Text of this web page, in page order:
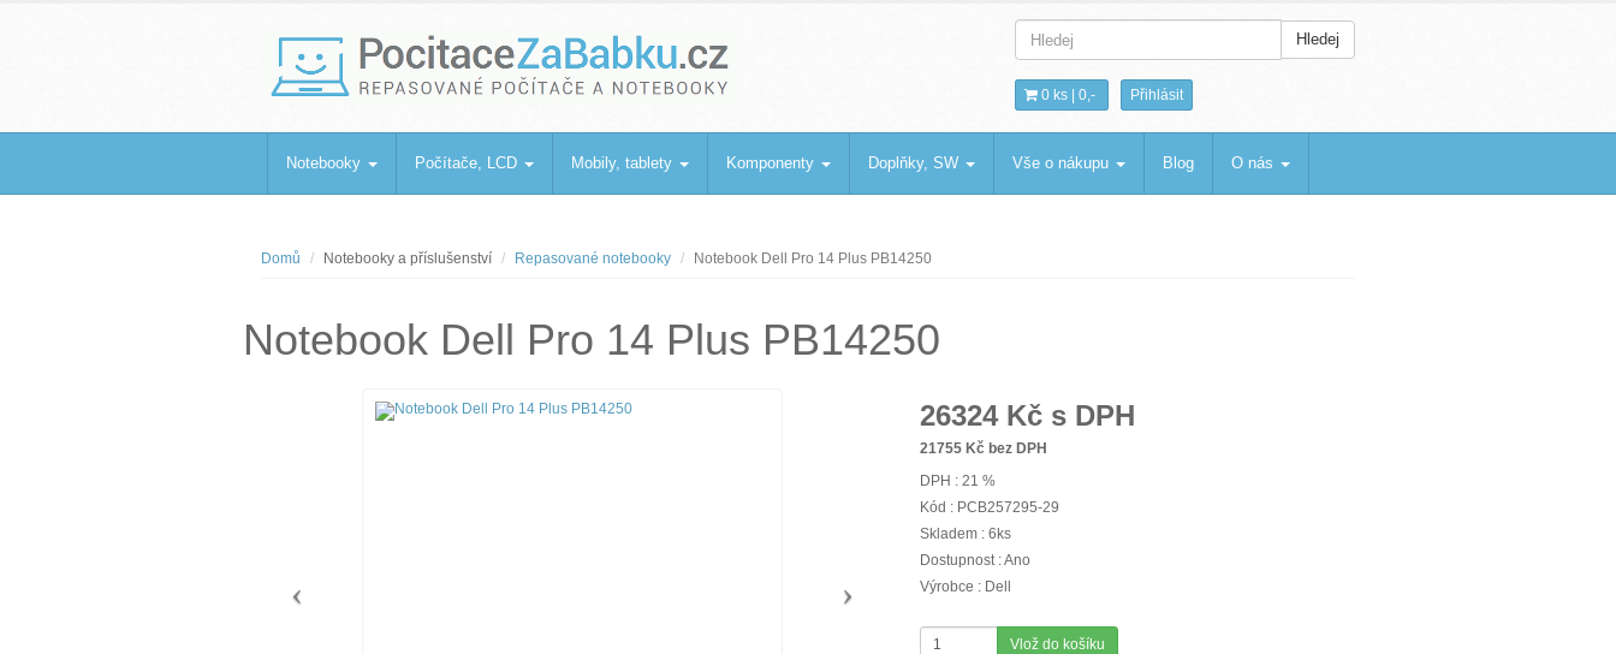
PocitaceZaBabku.cz
Repasované počítače a notebooky
Hledej
0 ks | 0,- Přihlásit
Notebooky Počítače, LCD Mobily, tablety Komponenty Doplňky, SW Vše o nákupu Blog O nás
Domů Notebooky a příslušenství Repasované notebooky Notebook Dell Pro 14 Plus PB14250
Notebook Dell Pro 14 Plus PB14250
26324Kč s DPH
21755 Kč bez DPH
DPH : 21 %
Kód : PCB257295-29
Skladem : 6ks
Dostupnost : Ano
Výrobce : Dell
Vlož do košíku